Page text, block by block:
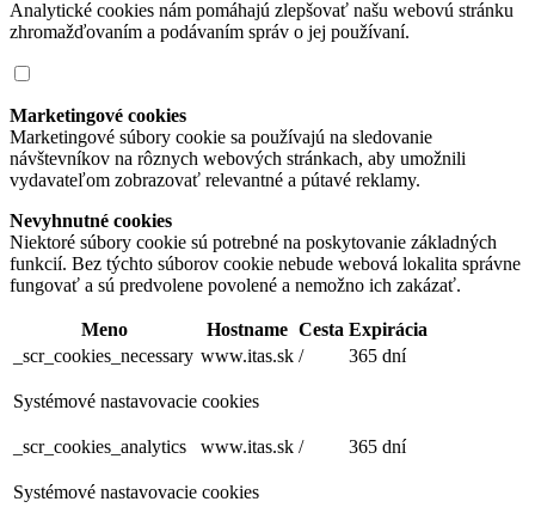
Analytické cookies nám pomáhajú zlepšovať našu webovú stránku
zhromažďovaním a podávaním správ o jej používaní.
Marketingové cookies
Marketingové súbory cookie sa používajú na sledovanie
návštevníkov na rôznych webových stránkach, aby umožnili
vydavateľom zobrazovať relevantné a pútavé reklamy.
Nevyhnutné cookies
Niektoré súbory cookie sú potrebné na poskytovanie základných
funkcií. Bez týchto súborov cookie nebude webová lokalita správne
fungovať a sú predvolene povolené a nemožno ich zakázať.
Meno Hostname Cesta Expirácia
_scr_cookies_necessary www.itas.sk / 365 dní
Systémové nastavovacie cookies
_scr_cookies_analytics www.itas.sk / 365 dní
Systémové nastavovacie cookies